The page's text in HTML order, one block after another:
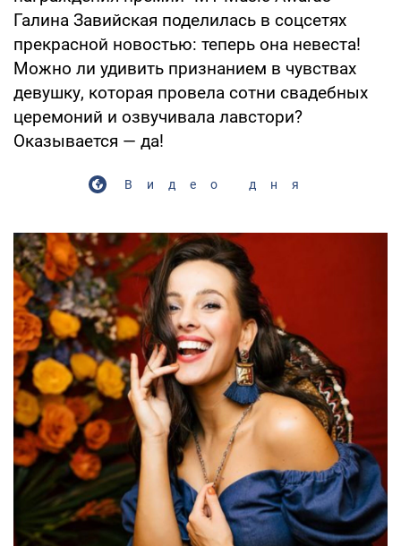
Галина Завийская поделилась в соцсетях
прекрасной новостью: теперь она невеста!
Можно ли удивить признанием в чувствах
девушку, которая провела сотни свадебных
церемоний и озвучивала лавстори?
Оказывается — да!
Видео дня